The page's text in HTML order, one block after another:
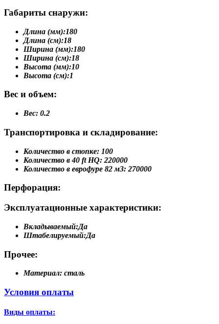
Габариты снаружи:
Длина (мм):180
Длина (см):18
Ширина (мм):180
Ширина (см):18
Высота (мм):10
Высота (см):1
Вес и объем:
Вес: 0.2
Транспортировка и складирование:
Количество в стопке: 100
Количество в 40 ft HQ: 220000
Количество в еврофуре 82 м3: 270000
Перфорация:
Эксплуатационные характеристики:
Вкладываемый:Да
Штабелируемый:Да
Прочее:
Материал: сталь
Условия оплаты
Виды оплаты: